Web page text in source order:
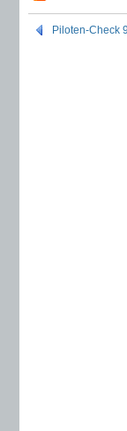
Piloten-Check